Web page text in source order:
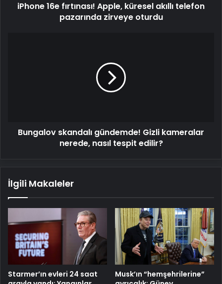
oturdu
iPhone 16e fırtınası! Apple, küresel akıllı telefon
pazarında zirveye oturdu
Bungalov skandalı gündemde! Gizli kameralar
nerede, nasıl tespit edilir?
İlgili Makaleler
Starmer’ın evleri 24 saat
Musk’ın “hemşehrilerine”